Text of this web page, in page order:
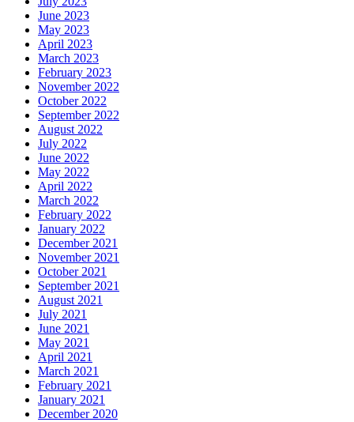
June 2023
May 2023
April 2023
March 2023
February 2023
November 2022
October 2022
September 2022
August 2022
July 2022
June 2022
May 2022
April 2022
March 2022
February 2022
January 2022
December 2021
November 2021
October 2021
September 2021
August 2021
July 2021
June 2021
May 2021
April 2021
March 2021
February 2021
January 2021
December 2020